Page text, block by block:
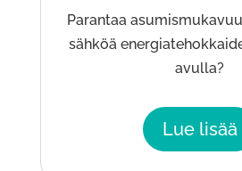
Parantaa
sähköä
avulla?
Lue lisää